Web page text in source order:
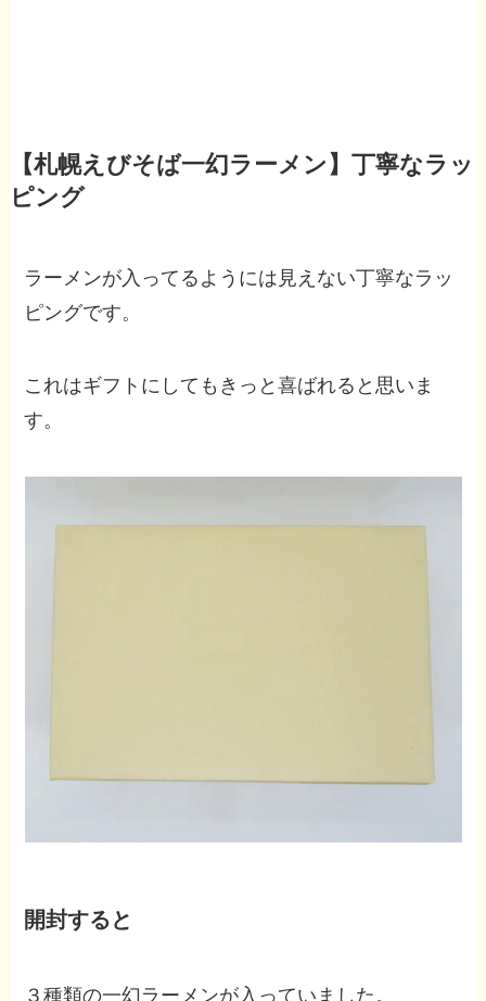
【札幌えびそば一幻ラーメン】丁寧なラッ
ピング
ラーメンが入ってるようには見えない丁寧なラッ
ピングです。
これはギフトにしてもきっと喜ばれると思いま
す。
開封すると
３種類の一幻ラーメンが入っていました。